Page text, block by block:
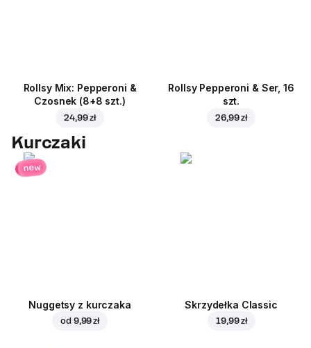
Rollsy Mix: Pepperoni &
Czosnek (8+8 szt.)
24,99 zł
Rollsy Pepperoni & Ser, 16
szt.
26,99 zł
Kurczaki
new
Nuggetsy z kurczaka
od 9,99 zł
Skrzydełka Classic
19,99 zł